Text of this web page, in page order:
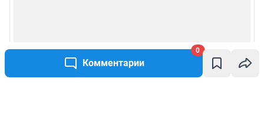
Комментарии
0